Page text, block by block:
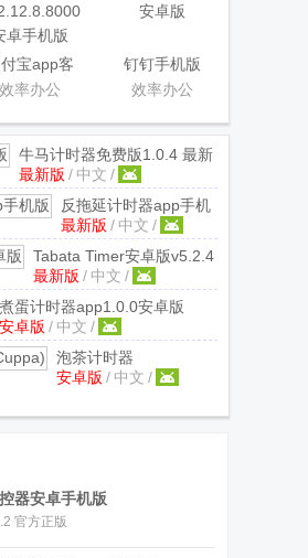
宝app客
户端
效率办公
钉钉手机版
app
效率办公
牛马计时器免费版1.0.4 最新
版
最新版 / 中文 /
反拖延计时器app手机
版1.3 最新版
最新版 / 中文 /
Tabata Timer安卓版v5.2.4
最新版
最新版 / 中文 /
煮蛋计时器app1.0.0安卓版
安卓版 / 中文 /
泡茶计时器
app(Cuppa)v2.2.0 安
安卓版 / 中文 /
器安卓手机版
官方正版